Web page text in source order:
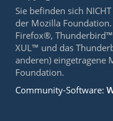
Sie befinden sich
der Mozilla
Firefox®,
XUL™ und das
anderen) eingetragene
Foundation.
Community-Software: